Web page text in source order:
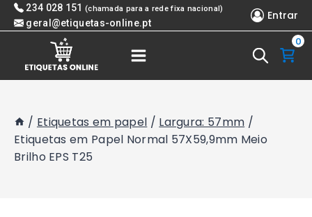
Skip 234 028 151 (chamada para a rede fixa nacional)
geral@etiquetas-online.pt
Entrar
0
/ Etiquetas em papel / Largura: 57mm /
Etiquetas em Papel Normal 57X59,9mm Meio
Brilho EPS T25